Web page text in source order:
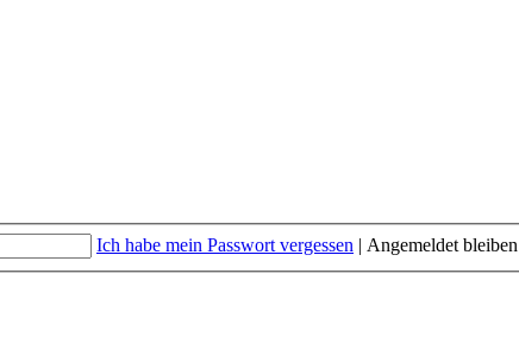
Ich habe mein Passwort vergessen | Angemeldet bleiben